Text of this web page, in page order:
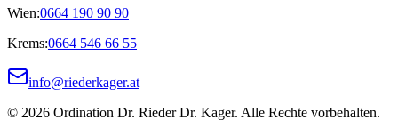
Wien:0664 190 90 90
Krems:0664 546 66 55
info@riederkager.at
© 2026 Ordination Dr. Rieder Dr. Kager. Alle Rechte vorbehalten.